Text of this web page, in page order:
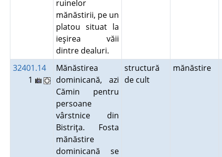
ruinelor
mănăstirii, pe un
platou situat la
ieşirea văii
dintre dealuri.
32401.14
1
Mănăstirea
dominicană, azi
Cămin pentru
persoane
vârstnice din
Bistriţa. Fosta
mănăstire
dominicană se
structură
de cult
mănăstire